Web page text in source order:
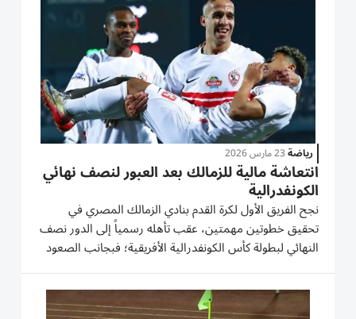
رياضة23 مارس 2026
انتعاشة مالية للزمالك بعد العبور لنصف نهائي
الكونفدرالية
نجح الفريق الأول لكرة القدم بنادي الزمالك المصري في
تحقيق خطوتين مهمتين، عقب تأهله رسمياً إلى الدور نصف
النهائي لبطولة كأس الكونفدرالية الأفريقية؛ فبجانب الصعود
الفني، شهدت خزينة «القلعة البيضاء» انتعاشة مالية كبرى
في توقيت حاسم. تفاصيل التأهل والمواجهة المرتقبة
وحسم...